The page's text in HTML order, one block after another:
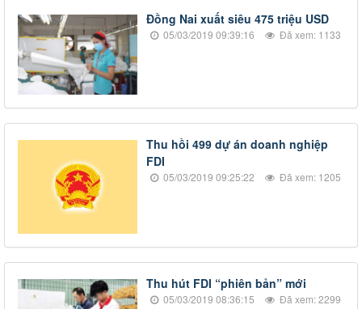
Đồng Nai xuất siêu 475 triệu USD
05/03/2019 09:39:16 Đã xem: 1133
​Thu hồi 499 dự án doanh nghiệp
FDI
05/03/2019 09:25:22 Đã xem: 1205
​Thu hút FDI “phiên bản” mới
05/03/2019 08:36:15 Đã xem: 2299